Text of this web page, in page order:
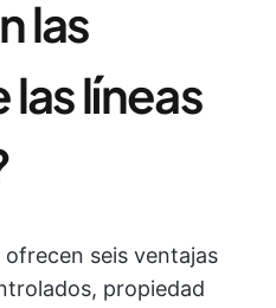
las
líneas
seis ventajas
propiedad